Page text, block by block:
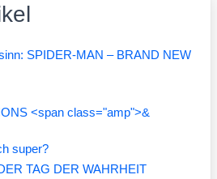
SPIDER-MAN – BRAND NEW
<span class="amp">&
super?
TAG DER WAHRHEIT